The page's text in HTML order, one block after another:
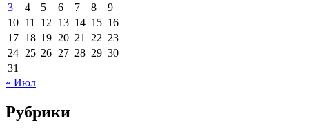
3
4 5 6 7 8
9
10 11 12 13 14 15 16
17 18 19 20 21 22 23
24 25 26 27 28 29 30
31
« Июл
Рубрики